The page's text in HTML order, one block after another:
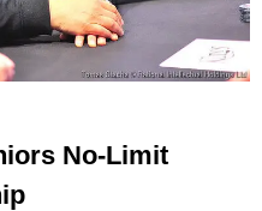
No-Limit